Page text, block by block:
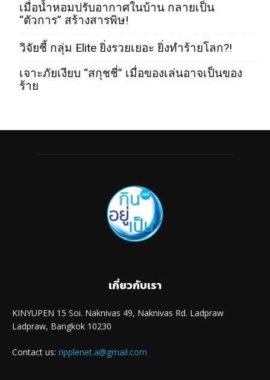
เมื่อน้ำหอมปรับอากาศในบ้าน กลายเป็น
“ตัวการ” สร้างสารพิษ!
วิจัยชี้ กลุ่ม Elite ยิ่งรวยเยอะ ยิ่งทำร้ายโลก?!
เจาะภัยเงียบ “สกุชชี่” เมื่อของเล่นอาจเป็นของ
ร้าย
เกี่ยวกับเรา
KINYUPEN 15 Soi. Naknivas 49, Naknivas Rd. Ladpraw
Ladpraw, Bangkok 10230
Contact us: ripplenet.a@gmail.com